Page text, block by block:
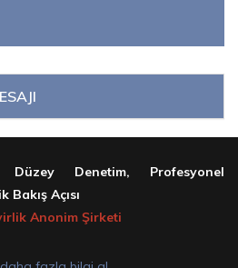
Denetim, Profesyonel
Açısı
Anonim Şirketi